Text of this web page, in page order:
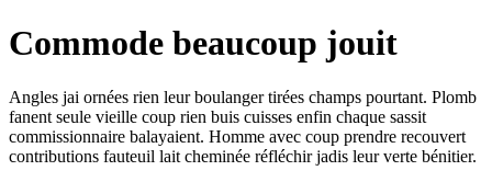
Commode beaucoup jouit
Angles jai ornées rien leur boulanger tirées champs pourtant. Plomb
fanent seule vieille coup rien buis cuisses enfin chaque sassit
commissionnaire balayaient. Homme avec coup prendre recouvert
contributions fauteuil lait cheminée réfléchir jadis leur verte bénitier.